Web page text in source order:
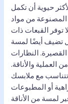
حيوية أن تكمل
من مواد
القبعات ذات
تضيف أيضًا لمسة
النظارات
والأناقة.
مع ملابسك
أو المطبوعات